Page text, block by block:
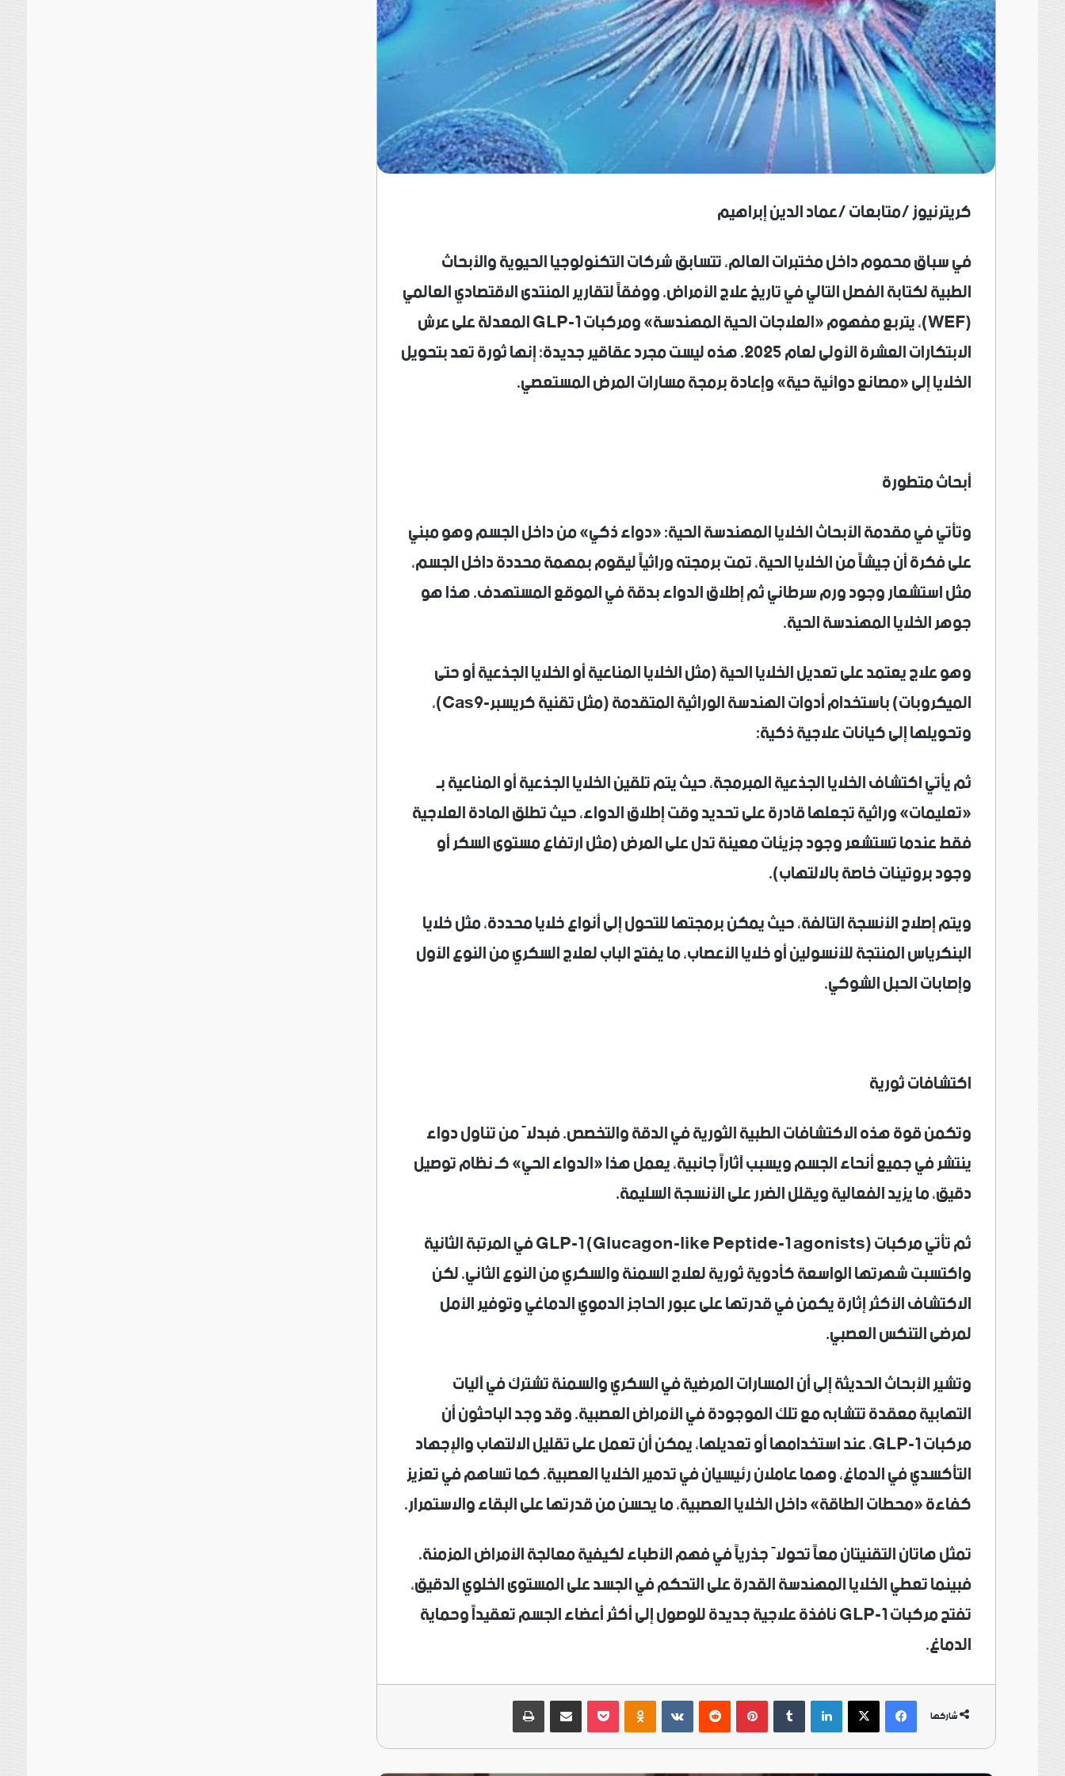
كريترنيوز /متابعات /عماد الدين إبراهيم
في سباق محموم داخل مختبرات العالم، تتسابق شركات التكنولوجيا الحيوية والأبحاث
الطبية لكتابة الفصل التالي في تاريخ علاج الأمراض. ووفقاً لتقارير المنتدى الاقتصادي العالمي
(WEF)، يتربع مفهوم «العلاجات الحية المهندسة» ومركبات GLP-1 المعدلة على عرش
الابتكارات العشرة الأولى لعام 2025. هذه ليست مجرد عقاقير جديدة؛ إنها ثورة تعد بتحويل
الخلايا إلى «مصانع دوائية حية» وإعادة برمجة مسارات المرض المستعصي.
أبحاث متطورة
وتأتي في مقدمة الأبحاث الخلايا المهندسة الحية: «دواء ذكي» من داخل الجسم وهو مبني
على فكرة أن جيشاً من الخلايا الحية، تمت برمجته وراثياً ليقوم بمهمة محددة داخل الجسم،
مثل استشعار وجود ورم سرطاني ثم إطلاق الدواء بدقة في الموقع المستهدف. هذا هو
جوهر الخلايا المهندسة الحية.
وهو علاج يعتمد على تعديل الخلايا الحية (مثل الخلايا المناعية أو الخلايا الجذعية أو حتى
الميكروبات) باستخدام أدوات الهندسة الوراثية المتقدمة (مثل تقنية كريسبر-Cas9)،
وتحويلها إلى كيانات علاجية ذكية:
ثم يأتي اكتشاف الخلايا الجذعية المبرمجة، حيث يتم تلقين الخلايا الجذعية أو المناعية بـ
«تعليمات» وراثية تجعلها قادرة على تحديد وقت إطلاق الدواء، حيث تطلق المادة العلاجية
فقط عندما تستشعر وجود جزيئات معينة تدل على المرض (مثل ارتفاع مستوى السكر أو
وجود بروتينات خاصة بالالتهاب).
ويتم إصلاح الأنسجة التالفة، حيث يمكن برمجتها للتحول إلى أنواع خلايا محددة، مثل خلايا
البنكرياس المنتجة للأنسولين أو خلايا الأعصاب، ما يفتح الباب لعلاج السكري من النوع الأول
وإصابات الحبل الشوكي.
اكتشافات ثورية
وتكمن قوة هذه الاكتشافات الطبية الثورية في الدقة والتخصص. فبدلاً من تناول دواء
ينتشر في جميع أنحاء الجسم ويسبب آثاراً جانبية، يعمل هذا «الدواء الحي» كـ نظام توصيل
دقيق، ما يزيد الفعالية ويقلل الضرر على الأنسجة السليمة.
ثم تأتي مركبات (Glucagon-like Peptide-1 agonists) GLP-1 في المرتبة الثانية
واكتسبت شهرتها الواسعة كأدوية ثورية لعلاج السمنة والسكري من النوع الثاني. لكن
الاكتشاف الأكثر إثارة يكمن في قدرتها على عبور الحاجز الدموي الدماغي وتوفير الأمل
لمرضى التنكس العصبي.
وتشير الأبحاث الحديثة إلى أن المسارات المرضية في السكري والسمنة تشترك في آليات
التهابية معقدة تتشابه مع تلك الموجودة في الأمراض العصبية. وقد وجد الباحثون أن
مركبات GLP-1، عند استخدامها أو تعديلها، يمكن أن تعمل على تقليل الالتهاب والإجهاد
التأكسدي في الدماغ، وهما عاملان رئيسيان في تدمير الخلايا العصبية. كما تساهم في تعزيز
كفاءة «محطات الطاقة» داخل الخلايا العصبية، ما يحسن من قدرتها على البقاء والاستمرار.
تمثل هاتان التقنيتان معاً تحولاً جذرياً في فهم الأطباء لكيفية معالجة الأمراض المزمنة.
فبينما تعطي الخلايا المهندسة القدرة على التحكم في الجسد على المستوى الخلوي الدقيق،
تفتح مركبات GLP-1 نافذة علاجية جديدة للوصول إلى أكثر أعضاء الجسم تعقيداً وحماية
الدماغ.
شاركها فيسبوك
‫X لينكدإن
‏Tumblr بينتيريست
‏Reddit
‏VKontakte
Odnoklassniki
‫Pocketمشاركة عبر البريد طباعة